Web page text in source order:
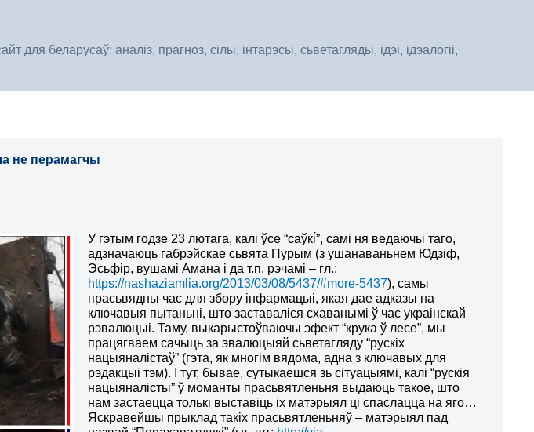
для беларусаў: аналіз, прагноз, сілы, інтарэсы, сьветагляды, ідэі, ідэалогіі,
не перамагчы
У гэтым годзе 23 лютага, калі ўсе “саўкі́”, самі ня ведаючы таго,
адзначаюць габрэйскае сьвята Пурым (з ушанаваньнем Юдзіф,
Эсьфір, вушамі Амана і да т.п. рэчамі – гл.:
https://nashaziamlia.org/2013/03/08/5437/#more-5437), самы
прасьвядны час для збору інфармацыі, якая дае адказы на
ключавыя пытаньні, што заставаліся схаванымі ў час украінскай
рэвалюцыі. Таму, выкарыстоўваючы эфект “крука ў лесе”, мы
працягваем сачыць за эвалюцыяй сьветагляду “рускіх
нацыяналістаў” (гэта, як многім вядома, адна з ключавых для
рэдакцыі тэм). І тут, бывае, сутыкаешся зь сітуацыямі, калі “рускія
нацыяналісты” ў моманты прасьвятленьня выдаюць такое, што
нам застаецца толькі выставіць іх матэрыял ці спаслацца на яго…
Яскравейшы прыклад такіх прасьвятленьняў – матэрыял пад